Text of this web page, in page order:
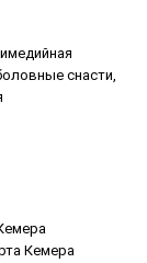
снасти,
Кемера